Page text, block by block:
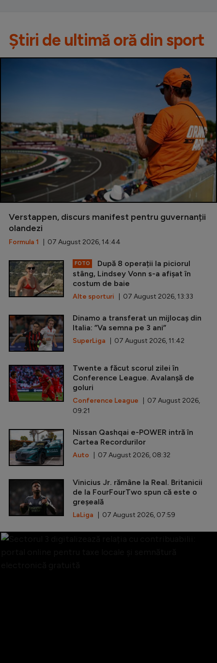
Știri de ultimă oră din sport
Verstappen, discurs manifest pentru guvernanții
olandezi
Formula 1 | 07 August 2026, 14:44
FOTO
După 8 operații la piciorul
stâng, Lindsey Vonn s-a afișat în
costum de baie
Alte sporturi | 07 August 2026, 13:33
Dinamo a transferat un mijlocaș din
Italia: ”Va semna pe 3 ani”
SuperLiga | 07 August 2026, 11:42
Twente a făcut scorul zilei în
Conference League. Avalanșă de
goluri
Conference League | 07 August 2026,
09:21
Nissan Qashqai e-POWER intră în
Cartea Recordurilor
Auto | 07 August 2026, 08:32
Vinicius Jr. rămâne la Real. Britanicii
de la FourFourTwo spun că este o
greșeală
LaLiga | 07 August 2026, 07:59